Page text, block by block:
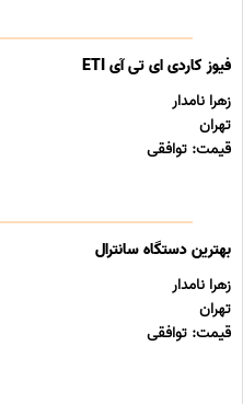
فیوز کاردی ای تی آی ETI
زهرا نامدار
تهران
قیمت: توافقی
بهترین دستگاه سانترال
زهرا نامدار
تهران
قیمت: توافقی